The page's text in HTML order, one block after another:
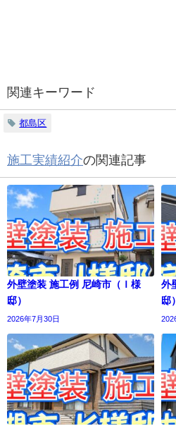
関連キーワード
都島区
施工実績紹介の関連記事
外壁塗装 施工例 尼崎市（Ｉ様
邸）
2026年7月30日
外
邸）